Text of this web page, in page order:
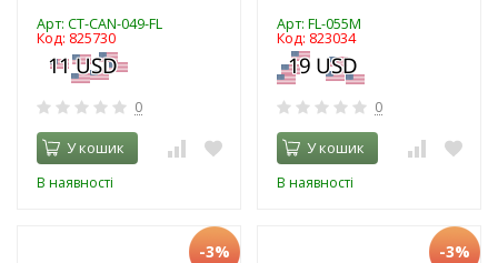
Арт: CT-CAN-049-FL
Код: 825730
0
У кошик
В наявності
Арт: FL-055M
Код: 823034
0
У кошик
В наявності
-3% -3%